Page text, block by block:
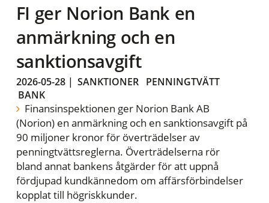
FI ger Norion Bank en
anmärkning och en
sanktionsavgift
2026-05-28| SANKTIONER
PENNINGTVÄTT
BANK
Finansinspektionen ger Norion Bank AB
(Norion) en anmärkning och en sanktionsavgift på
90 miljoner kronor för överträdelser av
penningtvättsreglerna. Överträdelserna rör
bland annat bankens åtgärder för att uppnå
fördjupad kundkännedom om affärsförbindelser
kopplat till högriskkunder.